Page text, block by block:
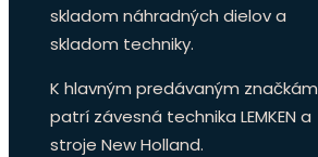
skladom náhradných dielov a
skladom techniky.
K hlavným predávaným značkám
patrí závesná technika LEMKEN a
stroje New Holland.